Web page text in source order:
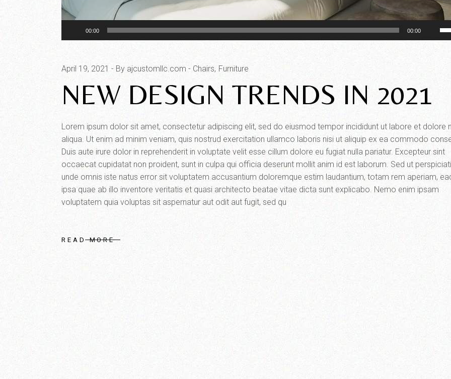
Player
00:00 00:00
April 19, 2021 By ajcustomllc.com Chairs Furniture
NEW DESIGN TRENDS IN 2021
Lorem ipsum dolor sit amet, consectetur adipiscing elit, sed do eiusmod tempor incididunt ut labore et dolore
aliqua. Ut enim ad minim veniam, quis nostrud exercitation ullamco laboris nisi ut aliquip ex ea commodo
Duis aute irure dolor in reprehenderit in voluptate velit esse cillum dolore eu fugiat nulla pariatur. Excepteur sint
occaecat cupidatat non proident, sunt in culpa qui officia deserunt mollit anim id est laborum. Sed ut
unde omnis iste natus error sit voluptatem accusantium doloremque estim laudantium, totam rem aperiam,
ipsa quae ab illo inventore veritatis et quasi architecto beatae vitae dicta sunt explicabo. Nemo enim ipsam
voluptatem quia voluptas sit aspernatur aut odit aut fugit, sed qu
READ MORE